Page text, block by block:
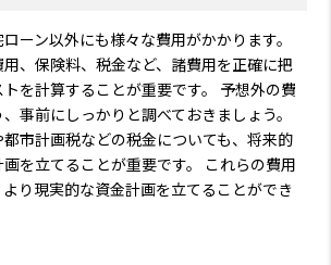
ーン以外にも様々な費用がかかります。
、保険料、税金など、諸費用を正確に把
を計算することが重要です。 予想外の費
事前にしっかりと調べておきましょう。
市計画税などの税金についても、将来的
を立てることが重要です。 これらの費用
り現実的な資金計画を立てることができ